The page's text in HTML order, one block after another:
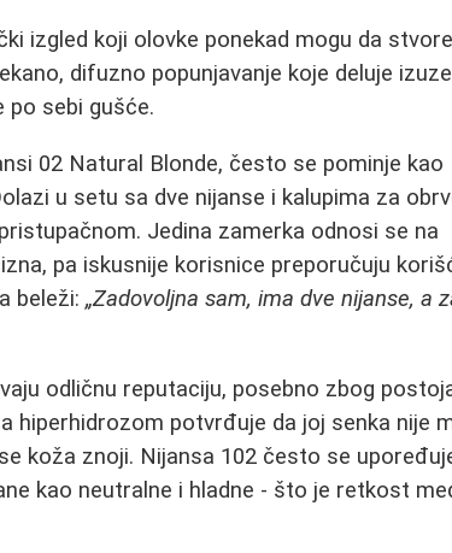
izgled koji olovke ponekad mogu da
difuzno popunjavanje koje deluje
po sebi gušće.
02 Natural Blonde, često se pominje kao
u setu sa dve nijanse i kalupima za
Jedina zamerka odnosi se na
pa iskusnije korisnice preporučuju
beleži:„Zadovoljna sam, ima dve nijanse, a
odličnu reputaciju, posebno zbog
hiperhidrozom potvrđuje da joj senka nije
koža znoji. Nijansa 102 često se
kao neutralne i hladne - što je retkost